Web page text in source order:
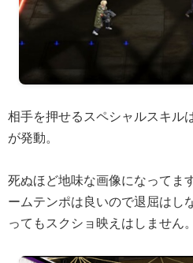
相手を押せるスペシャルスキル
が発動。
死ぬほど地味な画像になってま
ームテンポは良いので退屈はし
ってもスクショ映えはしません。